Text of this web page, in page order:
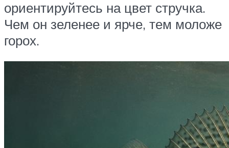
ориентируйтесь на цвет стручка.
Чем он зеленее и ярче, тем моложе
горох.